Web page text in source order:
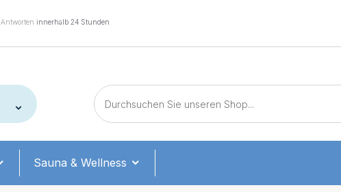
Antworten innerhalb 24 Stunden
Sauna & Wellness